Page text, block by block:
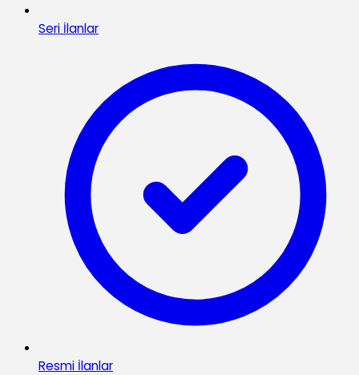
Seri İlanlar
Resmi İlanlar